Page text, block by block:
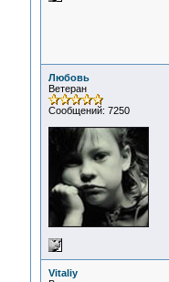
Любовь
Ветеран
Сообщений: 7250
Vitaliy